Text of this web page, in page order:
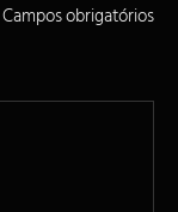
Campos obrigatórios